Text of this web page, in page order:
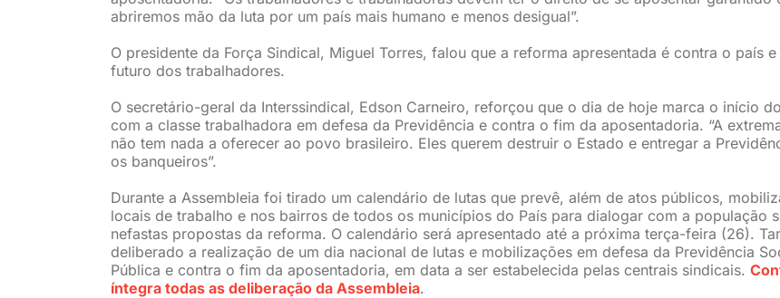
abriremos mão da luta por um país mais humano e menos desigual”.
O presidente da Força Sindical, Miguel Torres, falou que a reforma apresentada é contra o país
futuro dos trabalhadores.
O secretário-geral da Interssindical, Edson Carneiro, reforçou que o dia de hoje marca o início
com a classe trabalhadora em defesa da Previdência e contra o fim da aposentadoria. “A
não tem nada a oferecer ao povo brasileiro. Eles querem destruir o Estado e entregar a
os banqueiros”.
Durante a Assembleia foi tirado um calendário de lutas que prevê, além de atos públicos,
locais de trabalho e nos bairros de todos os municípios do País para dialogar com a população
nefastas propostas da reforma. O calendário será apresentado até a próxima terça-feira (26).
deliberado a realização de um dia nacional de lutas e mobilizações em defesa da Previdência
Pública e contra o fim da aposentadoria, em data a ser estabelecida pelas centrais sindicais.
íntegra todas as deliberação da Assembleia.